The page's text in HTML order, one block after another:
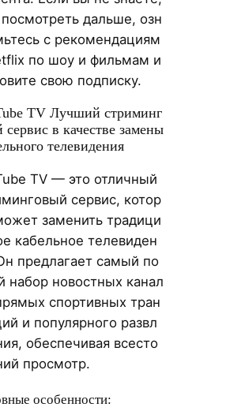
посмотреть дальше, озн
с рекомендациям
по шоу и фильмам и
свою подписку.
TV Лучший стриминг
сервис в качестве замены
телевидения
TV — это отличный
сервис, котор
заменить традици
кабельное телевиден
предлагает самый по
набор новостных канал
спортивных тран
и популярного развл
обеспечивая всесто
просмотр.
особенности: